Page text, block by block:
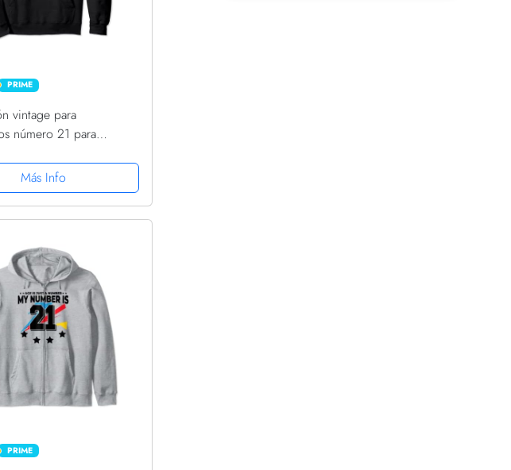
PRIME
vintage para
número 21 para
Capucha
Más Info
PRIME